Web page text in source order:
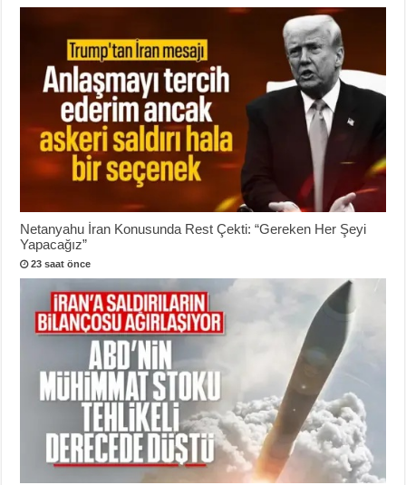
Netanyahu İran Konusunda Rest Çekti: “Gereken Her Şeyi
Yapacağız”
23 saat önce